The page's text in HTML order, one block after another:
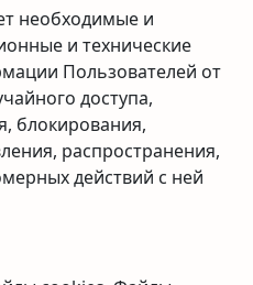
необходимые и
и технические
Пользователей от
доступа,
блокирования,
распространения,
действий с ней